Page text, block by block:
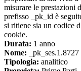
misurare le prestazioni
prefisso _pk_id è
si ritiene sia un codice
cookie.
Durata: 1 anno
Nome: _pk_ses.1.8727
Tipologia: analitico